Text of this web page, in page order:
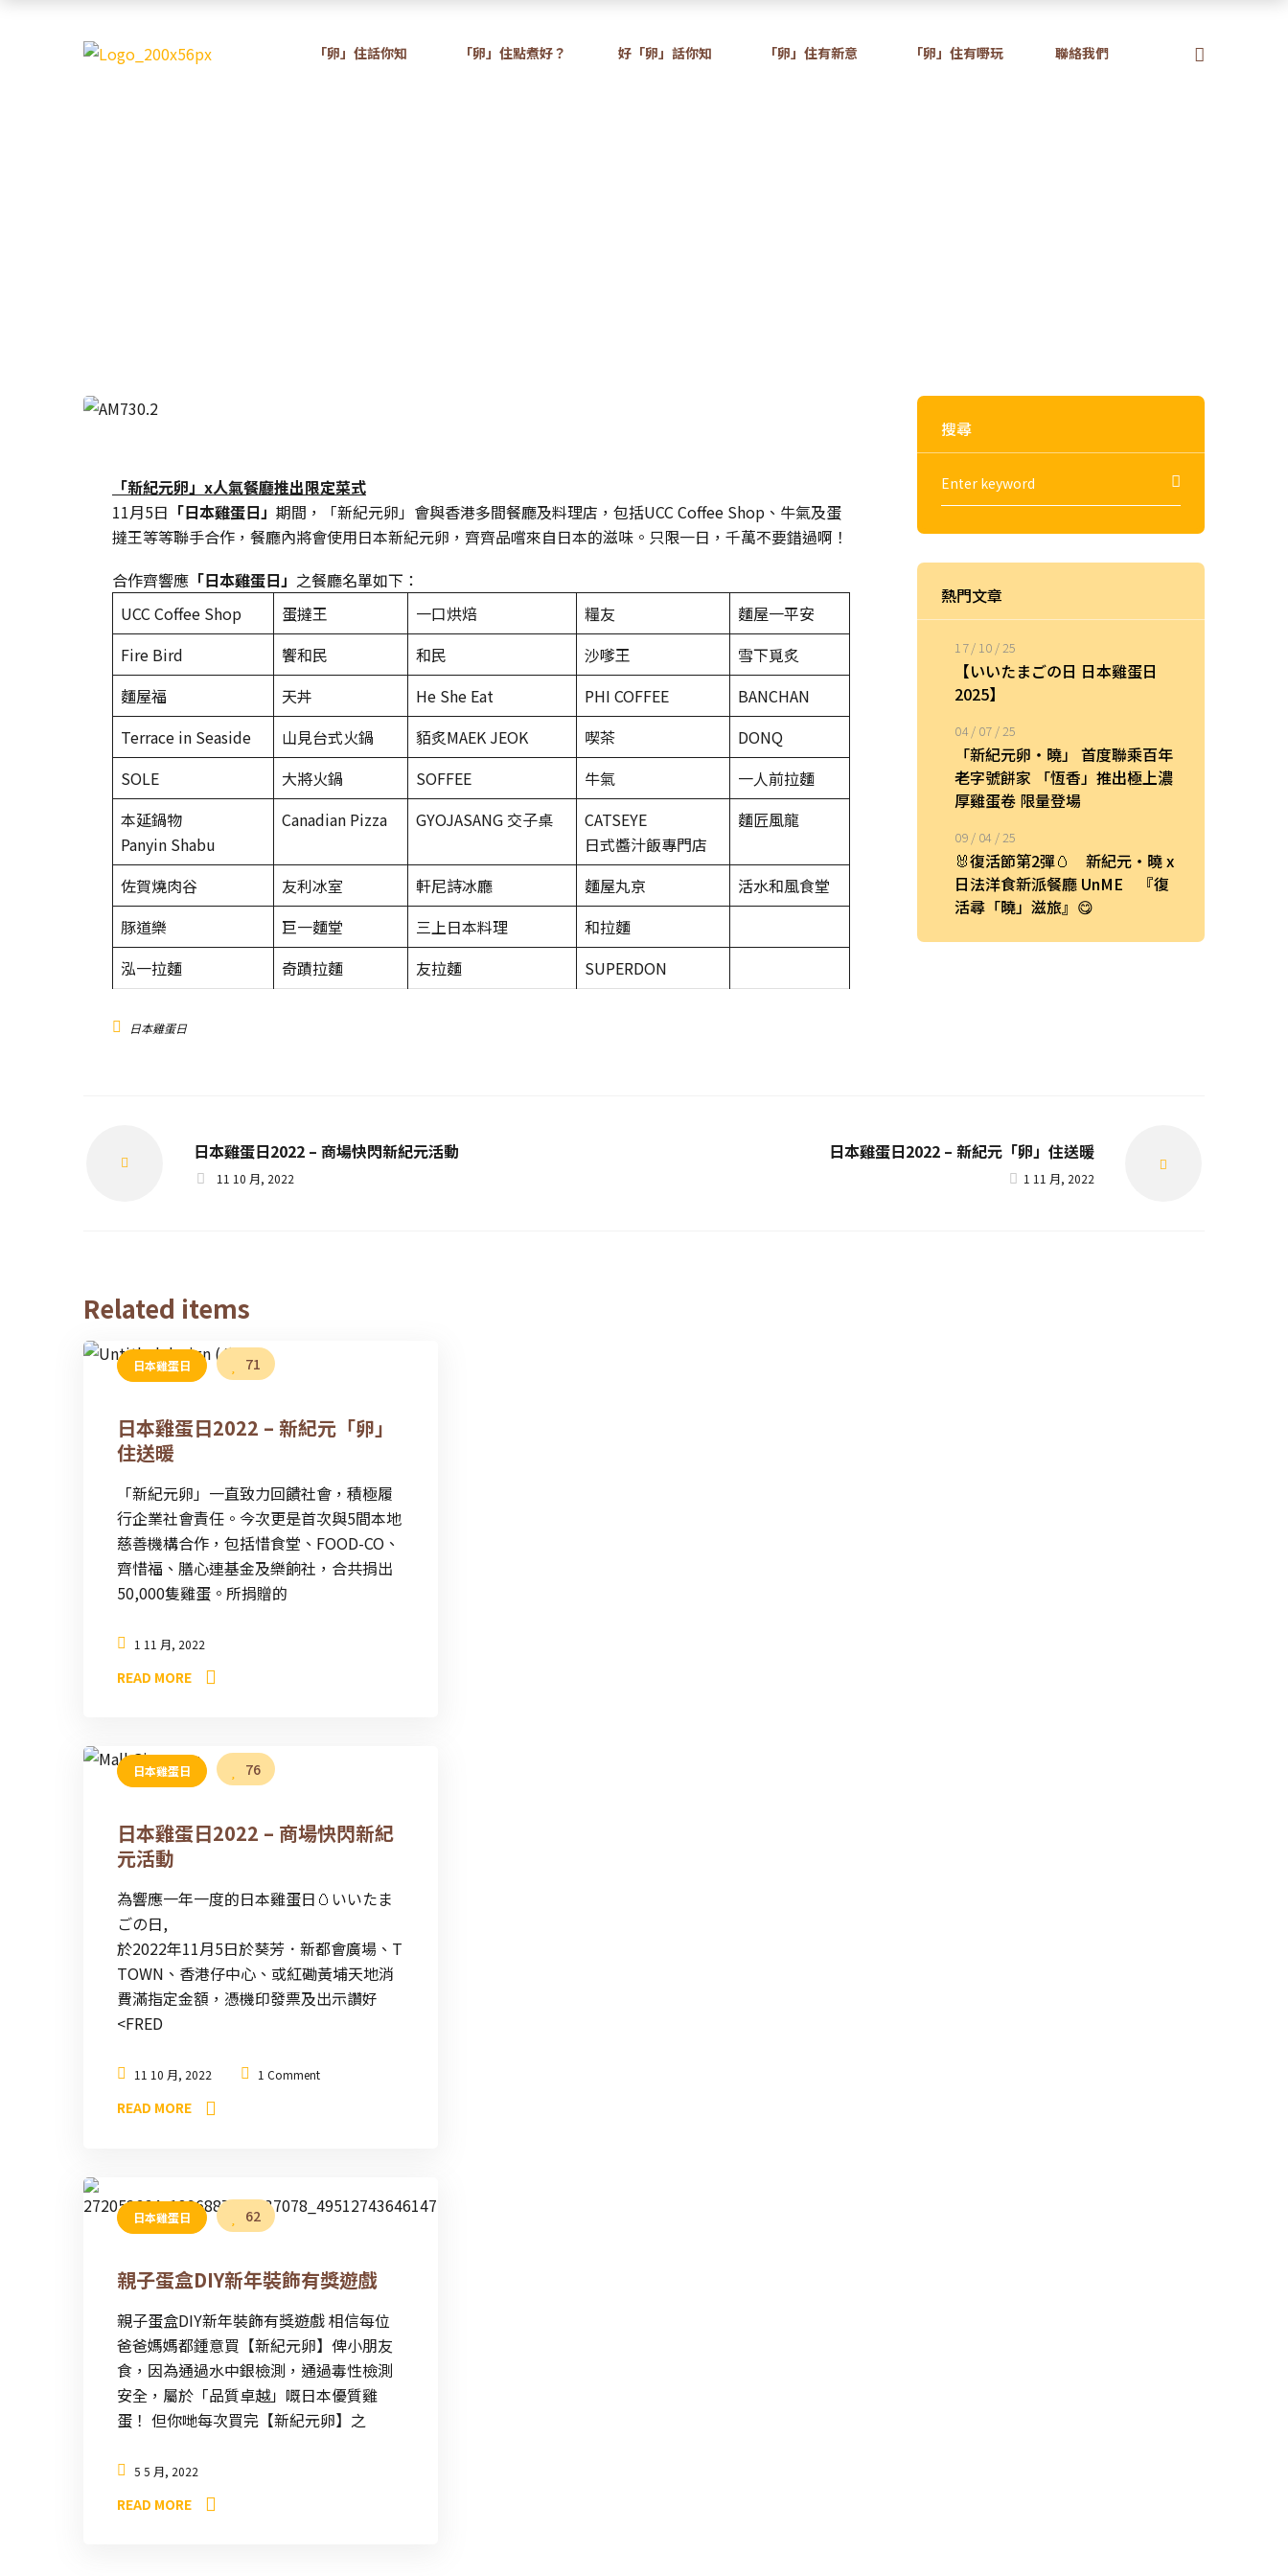
「卵」住話你知 「卵」住點煮好？ 好「卵」話你知 「卵」住有新意 「卵」住有嘢玩 聯絡我們
搜尋
熱門文章
17 / 10 / 25
【いいたまごの日 日本雞蛋日
2025】
04 / 07 / 25
「新紀元卵・曉」 首度聯乘百年
老字號餅家 「恆香」推出極上濃
厚雞蛋卷 限量登場
09 / 04 / 25
🐰復活節第2彈🥚 新紀元・曉 x
日法洋食新派餐廳 UnME 『復
活尋「曉」滋旅』😋
「新紀元卵」x人氣餐廳推出限定菜式
11月5日 「日本雞蛋日」 期間，「新紀元卵」會與香港多間餐廳及料理店，包括UCC Coffee Shop、牛氣及蛋
撻王等等聯手合作，餐廳內將會使用日本新紀元卵，齊齊品嚐來自日本的滋味。只限一日，千萬不要錯過啊！
合作齊響應 「日本雞蛋日」 之餐廳名單如下：
UCC Coffee Shop
蛋撻王 一口烘焙 糧友
麵屋一平安
Fire Bird
饗和民 和民 沙嗲王
雪下覓炙
麵屋福
天丼 He She Eat PHI COFFEE
BANCHAN
Terrace in Seaside
山見台式火鍋 貊炙MAEK JEOK 喫茶
DONQ
SOLE
大將火鍋 SOFFEE 牛氣
一人前拉麵
本延鍋物
Panyin Shabu
Canadian Pizza GYOJASANG 交子桌
CATSEYE
日式醬汁飯專門店
麵匠風龍
佐賀燒肉谷 友利冰室 軒尼詩冰廳 麵屋丸京
活水和風食堂
豚道樂
巨一麵堂 三上日本料理
和拉麵
泓一拉麵
奇蹟拉麵 友拉麵 SUPERDON
日本雞蛋日
日本雞蛋日2022 – 商場快閃新紀元活動
11 10 月, 2022
Prev
日本雞蛋日2022 – 新紀元「卵」住送暖
1 11 月, 2022
Next
Related items
日本雞蛋日 71
日本雞蛋日2022 – 新紀元「卵」
住送暖
「新紀元卵」一直致力回饋社會，積極履
行企業社會責任。今次更是首次與5間本地
慈善機構合作，包括惜食堂、FOOD-CO、
齊惜福、膳心連基金及樂餉社，合共捐出
50,000隻雞蛋。所捐贈的
1 11 月, 2022
READ MORE
日本雞蛋日 76
日本雞蛋日2022 – 商場快閃新紀
元活動
為響應一年一度的日本雞蛋日🥚いいたま
ごの日,
於2022年11月5日於葵芳．新都會廣場、T
TOWN、香港仔中心、或紅磡黃埔天地消
費滿指定金額，憑機印發票及出示讚好
<FRED
11 10 月, 2022 1 Comment
READ MORE
日本雞蛋日 62
親子蛋盒DIY新年裝飾有獎遊戲
親子蛋盒DIY新年裝飾有獎遊戲 相信每位
爸爸媽媽都鍾意買【新紀元卵】俾小朋友
食，因為通過水中銀檢測，通過毒性檢測
安全，屬於「品質卓越」嘅日本優質雞
蛋！ 但你哋每次買完【新紀元卵】之
5 5 月, 2022
READ MORE